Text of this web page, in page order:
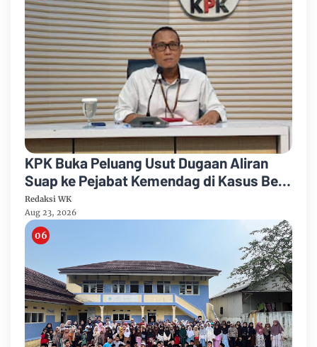
KPK Buka Peluang Usut Dugaan Aliran
Suap ke Pejabat Kemendag di Kasus Bea
Cukai
Redaksi WK
Aug 23, 2026